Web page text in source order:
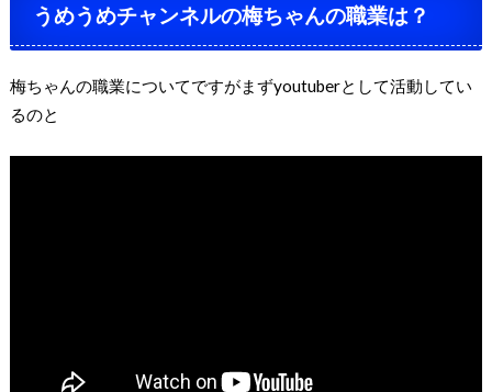
うめうめチャンネルの梅ちゃんの職業は？
梅ちゃんの職業についてですがまずyoutuberとして活動してい
るのと